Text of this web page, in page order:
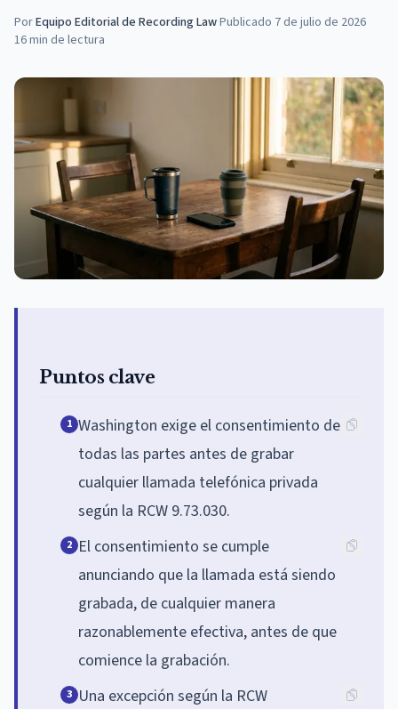
PorEquipo Editorial de Recording Law·Publicado 7 de julio de 2026
16min de lectura
Puntos clave
1 Washington exige el consentimiento de
todas las partes antes de grabar
cualquier llamada telefónica privada
según la RCW 9.73.030.
2 El consentimiento se cumple
anunciando que la llamada está siendo
grabada, de cualquier manera
razonablemente efectiva, antes de que
comience la grabación.
3 Una excepción según la RCW